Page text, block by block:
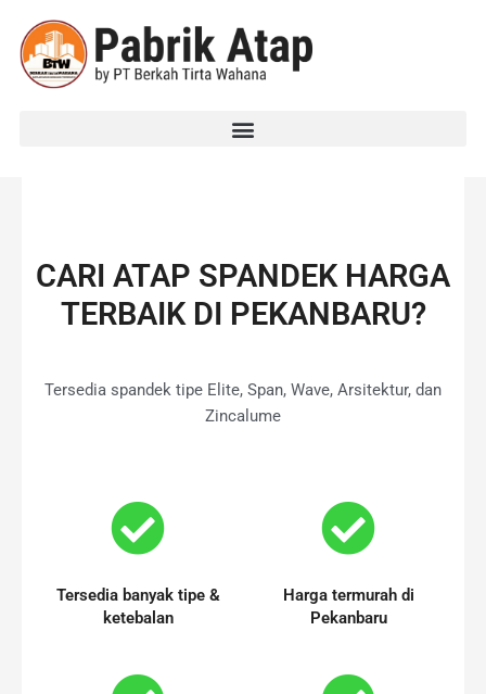
content
CARI ATAP SPANDEK HARGA
TERBAIK DI PEKANBARU?
Tersedia spandek tipe Elite, Span, Wave, Arsitektur, dan
Zincalume
Tersedia banyak tipe &
ketebalan
Harga termurah di
Pekanbaru